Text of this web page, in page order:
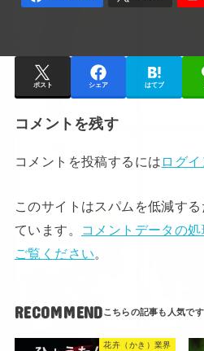
ポスト シェア はてブ
コメントを残す
コメントを投稿するには ログイ
このサイトはスパムを低減す
ています。
コメントデータの
ご覧ください。
RECOMMEND
花卉（かき）業界